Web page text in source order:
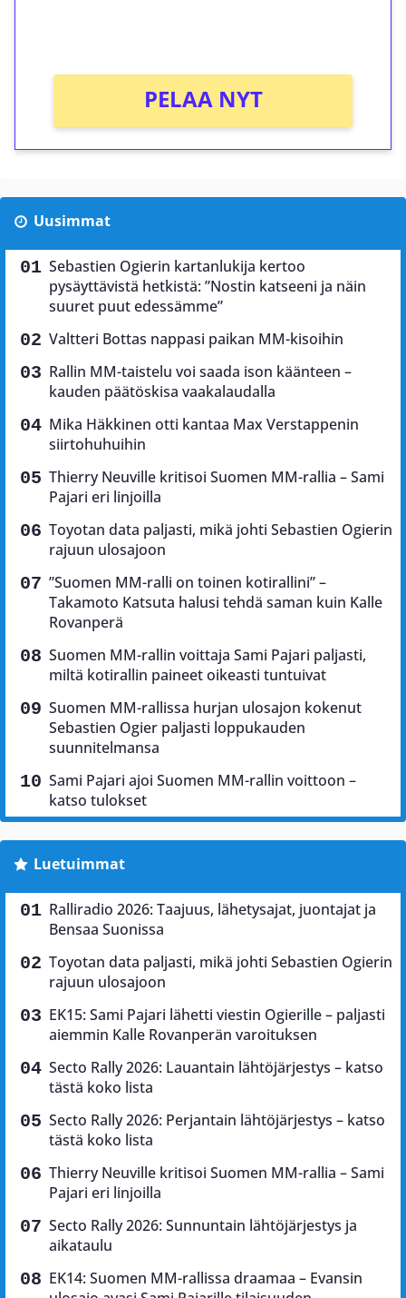
PELAA NYT
Uusimmat
Sebastien Ogierin kartanlukija kertoo
pysäyttävistä hetkistä: ”Nostin katseeni ja näin
suuret puut edessämme”
Valtteri Bottas nappasi paikan MM-kisoihin
Rallin MM-taistelu voi saada ison käänteen –
kauden päätöskisa vaakalaudalla
Mika Häkkinen otti kantaa Max Verstappenin
siirtohuhuihin
Thierry Neuville kritisoi Suomen MM-rallia – Sami
Pajari eri linjoilla
Toyotan data paljasti, mikä johti Sebastien Ogierin
rajuun ulosajoon
”Suomen MM-ralli on toinen kotirallini” –
Takamoto Katsuta halusi tehdä saman kuin Kalle
Rovanperä
Suomen MM-rallin voittaja Sami Pajari paljasti,
miltä kotirallin paineet oikeasti tuntuivat
Suomen MM-rallissa hurjan ulosajon kokenut
Sebastien Ogier paljasti loppukauden
suunnitelmansa
Sami Pajari ajoi Suomen MM-rallin voittoon –
katso tulokset
Luetuimmat
Ralliradio 2026: Taajuus, lähetysajat, juontajat ja
Bensaa Suonissa
Toyotan data paljasti, mikä johti Sebastien Ogierin
rajuun ulosajoon
EK15: Sami Pajari lähetti viestin Ogierille – paljasti
aiemmin Kalle Rovanperän varoituksen
Secto Rally 2026: Lauantain lähtöjärjestys – katso
tästä koko lista
Secto Rally 2026: Perjantain lähtöjärjestys – katso
tästä koko lista
Thierry Neuville kritisoi Suomen MM-rallia – Sami
Pajari eri linjoilla
Secto Rally 2026: Sunnuntain lähtöjärjestys ja
aikataulu
EK14: Suomen MM-rallissa draamaa – Evansin